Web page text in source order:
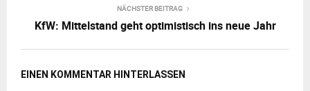
NÄCHSTER BEITRAG
KfW: Mittelstand geht optimistisch ins neue Jahr
EINEN KOMMENTAR HINTERLASSEN